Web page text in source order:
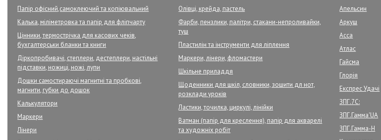
Папір офісний,самоклеючий та копіювальний
Калька, міліметровка та папір для фліпчарту
Цінники, термострічка для касових чеків,
бухгалтерськи бланки та книги
Діркопробивачі, степлери, дестеплери, настільні
підставки, ножиці, ножі, лупи
Дошки самостираючі магнитні та пробкові,
магнити, губки до дошок
Калькулятори
Маркери
Лінери
Олівці, крейда, пастель
Фарби, пензлики, палітри, стакани-непроливайки,
туш
Пластилін та інструменти для ліплення
Маркери, лінери, фломастери
Шкільне приладдя
Щоденники для шкіл, словники, зошити дл нот,
розклади уроків
Ластики, точилка, циркулі, лінійки
Ватман (папір для креслення), папір для акварелі
та художніх робіт
Апельсин
Аркуш
Асса
Атлас
Гайсма
Глорія
Експрес Удачі
ЗПГ.7С:
ЗПГ.Гамма'UA
ЗПГ.Гамма-Н